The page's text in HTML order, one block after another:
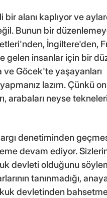
alanı kaplıyor ve
Bunun bir
İngiltere'den,
gelen insanlar için bir
Göcek'te yaşayanları
lazım. Çünkü
arabaları neyse
denetiminden
devam ediyor.
devleti olduğunu
tanınmadığı,
devletinden